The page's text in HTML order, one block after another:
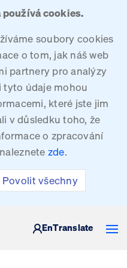
používá cookies.
soubory cookies
o tom, jak náš web
partnery pro analýzy
tyto údaje mohou
které jste jim
v důsledku toho, že
o zpracování
zde.
Povolit všechny
ČESKÉ REPUBLIKY
EnTranslate